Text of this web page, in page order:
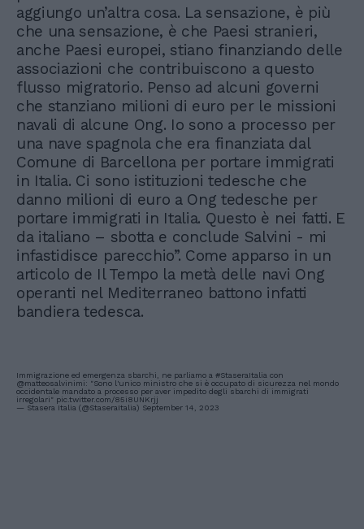
aggiungo un’altra cosa. La sensazione, è più
che una sensazione, è che Paesi stranieri,
anche Paesi europei, stiano finanziando delle
associazioni che contribuiscono a questo
flusso migratorio. Penso ad alcuni governi
che stanziano milioni di euro per le missioni
navali di alcune Ong. Io sono a processo per
una nave spagnola che era finanziata dal
Comune di Barcellona per portare immigrati
in Italia. Ci sono istituzioni tedesche che
danno milioni di euro a Ong tedesche per
portare immigrati in Italia. Questo è nei fatti. E
da italiano – sbotta e conclude Salvini - mi
infastidisce parecchio”. Come apparso in un
articolo de Il Tempo la metà delle navi Ong
operanti nel Mediterraneo battono infatti
bandiera tedesca.
Immigrazione ed emergenza sbarchi, ne parliamo a #StaseraItalia con
@matteosalvinimi: "Sono l'unico ministro che si è occupato di sicurezza nel mondo
occidentale mandato a processo per aver impedito degli sbarchi di immigrati
irregolari" pic.twitter.com/85i8UNKrjj
— Stasera Italia (@StaseraItalia) September 14, 2023